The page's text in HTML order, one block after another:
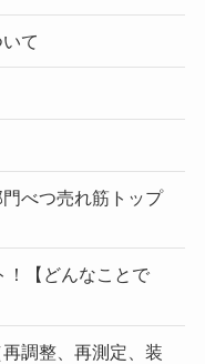
て
べつ売れ筋トップ
！【どんなことで
調整、再測定、装